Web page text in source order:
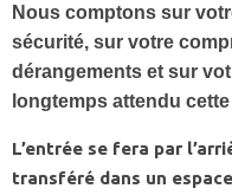
Nous comptons sur
sécurité, sur votre
dérangements et sur
longtemps attendu
L’entrée se fera par
transféré dans un